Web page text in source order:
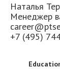
Наталья
Менеджер
+7 (495)